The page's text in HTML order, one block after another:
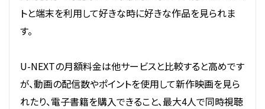
トと端末を利用して好きな時に好きな作品を見られま
す。
U-NEXTの月額料金は他サービスと比較すると高めです
が、動画の配信数やポイントを使用して新作映画を見ら
れたり、電子書籍を購入できること、最大4人で同時視聴